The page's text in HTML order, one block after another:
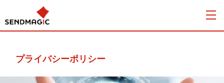
プライバシーポリシー